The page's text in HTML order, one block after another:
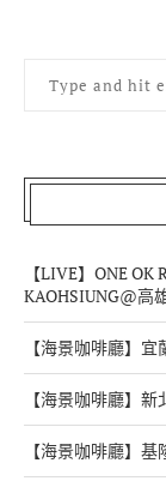
【LIVE】ONE OK
KAOHSIUNG@高
【海景咖啡廳】
【海景咖啡廳】
【海景咖啡廳】